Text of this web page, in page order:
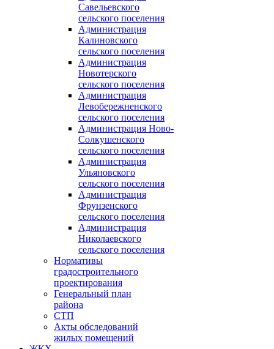
Савельевского
сельского поселения
Администрация
Калиновского
сельского поселения
Администрация
Новотерского
сельского поселения
Администрация
Левобережненского
сельского поселения
Администрация Ново-
Солкушенского
сельского поселения
Администрация
Ульяновского
сельского поселения
Администрация
Фрунзенского
сельского поселения
Администрация
Николаевского
сельского поселения
Нормативы
градостроительного
проектирования
Генеральный план
района
СТП
Акты обследований
жилых помещений